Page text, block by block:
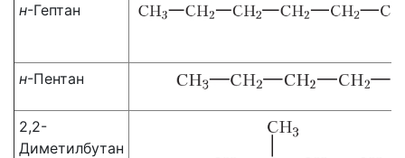
н-Гептан
н-Пентан
2,2-
Диметилбутан